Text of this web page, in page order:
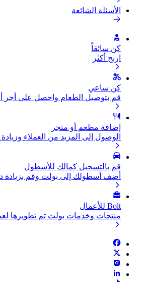
الأسئلة الشائعة
كن سائقاً
اربح أكثر
كن ساعي
قم بتوصيل الطعام واحصل على أجر
إضافة مطعم أو متجر
الوصول إلى المزيد من العملاء وزيادة
قم بالتسجيل كمالك للأسطول
أضف أسطولك إلى بولت وقم بزيادة
Bolt للأعمال
منتجات وخدمات بولت تم تطويرها